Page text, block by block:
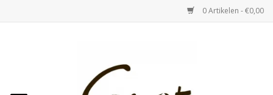
0 Artikelen - €0,00